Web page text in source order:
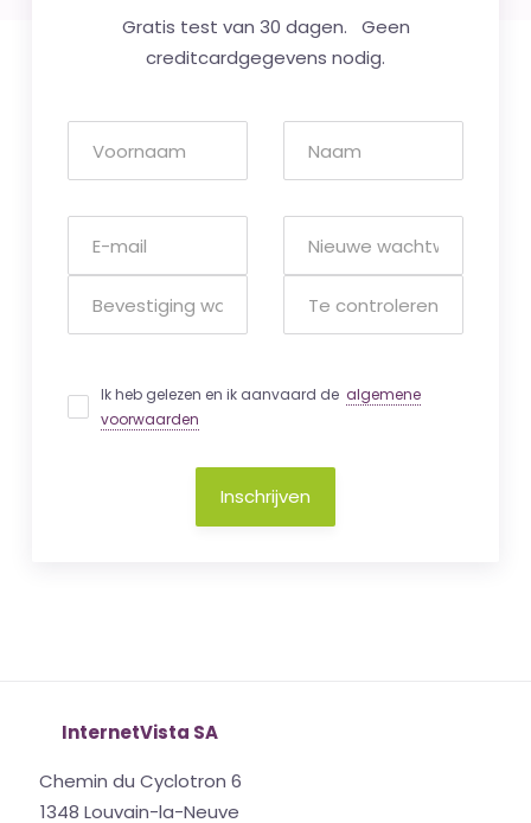
Gratis test van 30 dagen. Geen
creditcardgegevens nodig.
Ik heb gelezen en ik aanvaard de algemene
voorwaarden
Inschrijven
InternetVista SA
Chemin du Cyclotron 6
1348 Louvain-la-Neuve